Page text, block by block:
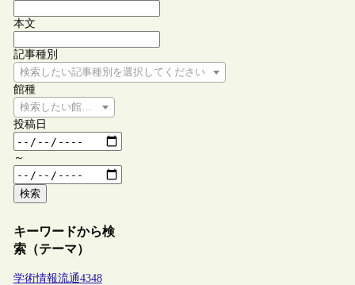
本文
記事種別
検索したい記事種別を選択してください
館種
検索したい館種を選択してください
投稿日
～
検索
キーワードから検
索（テーマ）
学術情報流通4348